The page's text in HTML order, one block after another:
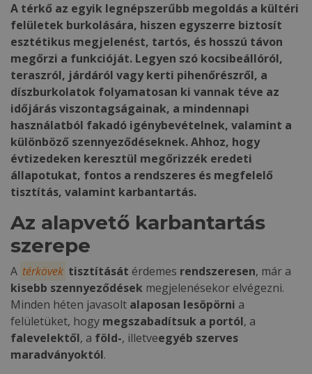
A térkő az egyik legnépszerűbb megoldás a kültéri
felületek burkolására, hiszen egyszerre biztosít
esztétikus megjelenést, tartós, és hosszú távon
megőrzi a funkcióját. Legyen szó kocsibeállóról,
teraszról, járdáról vagy kerti pihenőrészről, a
díszburkolatok folyamatosan ki vannak téve az
időjárás viszontagságainak, a mindennapi
használatból fakadó igénybevételnek, valamint a
különböző szennyeződéseknek. Ahhoz, hogy
évtizedeken keresztül megőrizzék eredeti
állapotukat, fontos a rendszeres és megfelelő
tisztítás, valamint karbantartás.
Az alapvető karbantartás
szerepe
A térkövek tisztítását érdemes rendszeresen, már a
kisebb szennyeződések megjelenésekor elvégezni.
Minden héten javasolt alaposan lesöpörni a
felületüket, hogy megszabadítsuk a portól, a
falevelektől, a föld-, illetveegyéb szerves
maradványoktól.